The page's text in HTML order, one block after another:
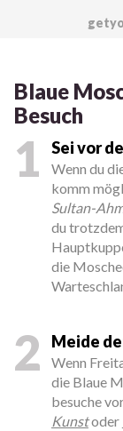
Blaue
Besuch
1 Sei vor
Wenn du
komm
Sultan-
du
die
2 Meide
Wenn
die Blaue
besuche
Kunstoder